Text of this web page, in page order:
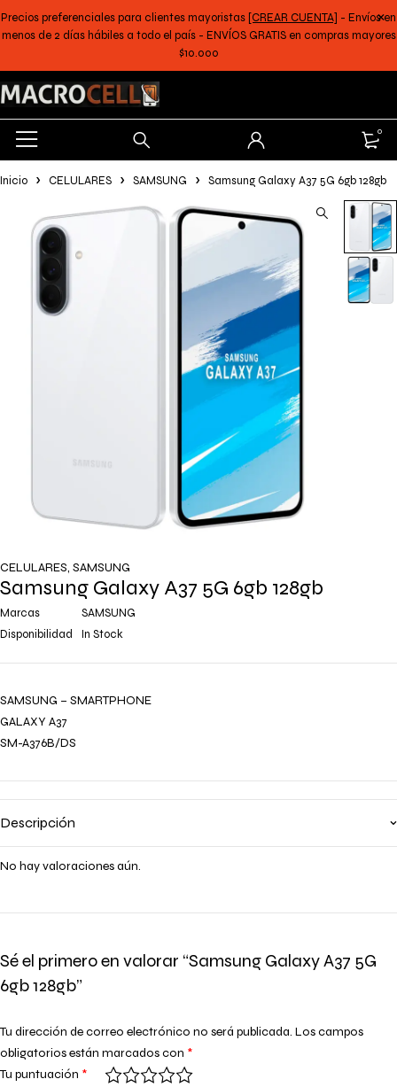
Precios preferenciales para clientes mayoristas [CREAR CUENTA] - Envíos en
menos de 2 días hábiles a todo el país - ENVÍOS GRATIS en compras mayores
$10.000
0
Inicio CELULARES SAMSUNG Samsung Galaxy A37 5G 6gb 128gb
CELULARES, SAMSUNG
Samsung Galaxy A37 5G 6gb 128gb
Marcas
SAMSUNG
Disponibilidad
In Stock
SAMSUNG – SMARTPHONE
GALAXY A37
SM-A376B/DS
Descripción
No hay valoraciones aún.
Sé el primero en valorar “Samsung Galaxy A37 5G
6gb 128gb”
Tu dirección de correo electrónico no será publicada. Los campos
obligatorios están marcados con *
Tu puntuación *